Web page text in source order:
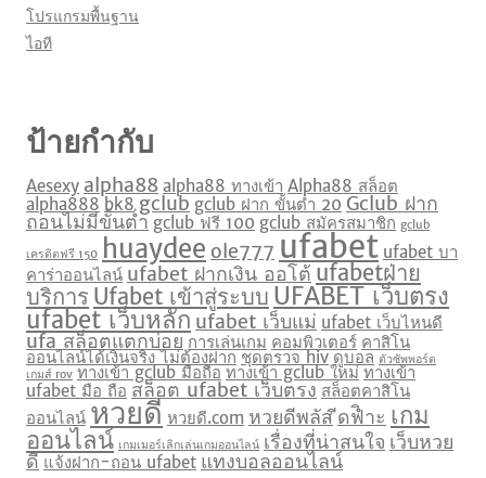
โปรแกรมพื้นฐาน
ไอที
ป้ายกำกับ
Aesexy alpha88 alpha88 ทางเข้า Alpha88 สล็อต
alpha888 bk8 gclub gclub ฝาก ขั้นต่ำ 20 Gclub ฝาก
ถอนไม่มีขั้นต่ำ gclub ฟรี 100 gclub สมัครสมาชิก gclub
เครดิตฟรี 150 huaydee ole777 ufabet ufabet บา
คาร่าออนไลน์ ufabet ฝากเงิน ออโต้ ufabetฝ่าย
บริการ Ufabet เข้าสู่ระบบ UFABET เว็บตรง
ufabet เว็บหลัก ufabet เว็บแม่ ufabet เว็บไหนดี
ufa สล็อตแตกบ่อย การเล่นเกม คอมพิวเตอร์ คาสิโน
ออนไลน์ได้เงินจริง ไม่ต้องฝาก ชุดตรวจ hiv ดูบอล ตัวซัพพอร์ต
เกมส์ rov ทางเข้า gclub มือถือ ทางเข้า gclub ใหม่ ทางเข้า
ufabet มือ ถือ สล็อต ufabet เว็บตรง สล็อตคาสิโน
ออนไลน์ หวยดี หวยดี.com หวยดีพลัส ีดฟิำะ เกม
ออนไลน์ เกมเมอร์เลิกเล่นเกมออนไลน์ เรื่องที่น่าสนใจ เว็บหวย
ดี แจ้งฝาก-ถอน ufabet แทงบอลออนไลน์